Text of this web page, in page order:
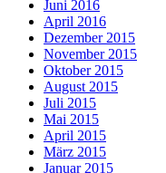
Juni 2016
April 2016
Dezember 2015
November 2015
Oktober 2015
August 2015
Juli 2015
Mai 2015
April 2015
März 2015
Januar 2015